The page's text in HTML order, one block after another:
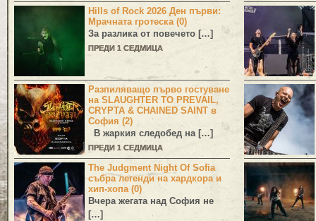
Hills of Rock 2026 Ден първи:
Мрачната гротеска (0)
За разлика от повечето […]
ПРЕДИ 1 СЕДМИЦА
Разпиляващо първо гостуване
на SLAUGHTER TO PREVAIL,
CRYPTA & CHAINED SAINT в
София (2)
В жаркия следобед на […]
ПРЕДИ 1 СЕДМИЦА
The Judgment Night Of Sofia
събра легенди на хардкора и
хип-хопа (0)
Вчера жегата над София не
[…]